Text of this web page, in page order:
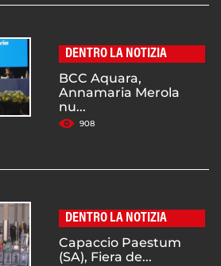
DENTRO LA NOTIZIA
BCC Aquara,
Annamaria Merola
nu...
908
DENTRO LA NOTIZIA
Capaccio Paestum
(SA), Fiera de...